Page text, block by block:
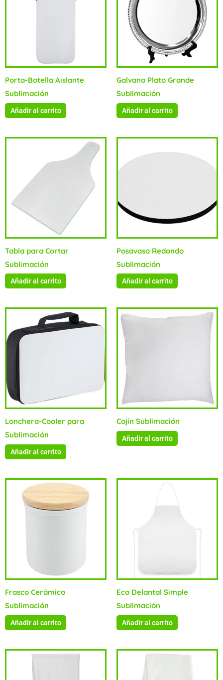
Porta-Botella Aislante
Sublimación
Añadir al carrito
Galvano Plato Grande
Sublimación
Añadir al carrito
Tabla para Cortar
Sublimación
Añadir al carrito
Posavaso Redondo
Sublimación
Añadir al carrito
Lonchera-Cooler para
Sublimación
Añadir al carrito
Cojín Sublimación
Añadir al carrito
Frasco Cerámico
Sublimación
Añadir al carrito
Eco Delantal Simple
Sublimación
Añadir al carrito